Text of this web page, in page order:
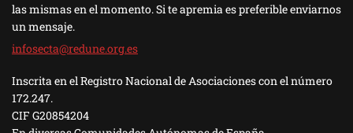
las mismas en el momento. Si te apremia es preferible enviarnos
un mensaje.
infosecta@redune.org.es
Inscrita en el Registro Nacional de Asociaciones con el número
172.247.
CIF G20854204